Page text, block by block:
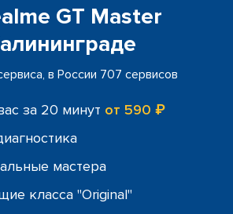
GT Master
в России 707 сервисов
за 20 минут от 590 ₽
мастера
класса "Original"